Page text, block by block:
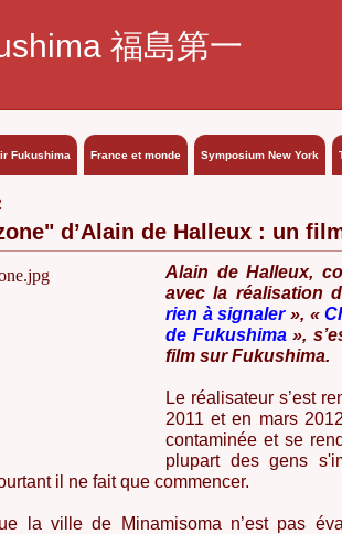
福島第一
Fukushima France et monde Symposium New York
d’Alain de Halleux : un
Alain de Halleux,
avec la réalisation
rien à signaler », «
de Fukushima»,
film sur Fukushima.
Le réalisateur s’est
2011 et en mars
contaminée et se
plupart des gens
il ne fait que commencer.
la ville de Minamisoma n’est pas